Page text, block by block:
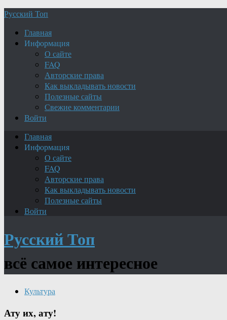
Русский Топ
Главная
Информация
О сайте
FAQ
Авторские права
Как выкладывать новости
Полезные сайты
Свежие комментарии
Войти
Главная
Информация
О сайте
FAQ
Авторские права
Как выкладывать новости
Полезные сайты
Войти
Русский Топ
всё самое интересное
Культура
Ату их, ату!